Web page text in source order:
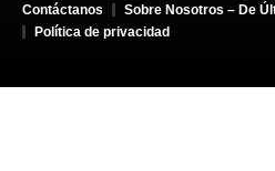
Contáctanos
Sobre Nosotros – De
Política de privacidad